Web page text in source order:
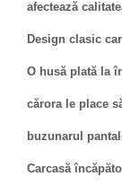
afectează
Design clasic
O husă plată la
cărora le place
buzunarul
Carcasă